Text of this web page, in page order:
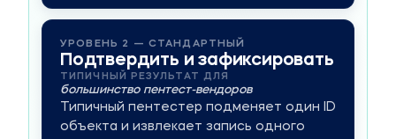
УРОВЕНЬ 2 — СТАНДАРТНЫЙ
Подтвердить и зафиксировать
ТИПИЧНЫЙ РЕЗУЛЬТАТ ДЛЯ
большинство пентест-вендоров
Типичный пентестер подменяет один ID
объекта и извлекает запись одного